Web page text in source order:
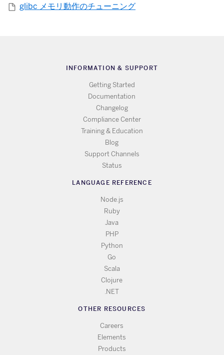
glibc メモリ動作のチューニング
INFORMATION & SUPPORT
Getting Started
Documentation
Changelog
Compliance Center
Training & Education
Blog
Support Channels
Status
LANGUAGE REFERENCE
Node.js
Ruby
Java
PHP
Python
Go
Scala
Clojure
.NET
OTHER RESOURCES
Careers
Elements
Products